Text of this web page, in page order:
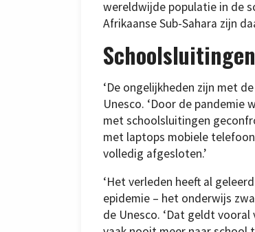
wereldwijde populatie in de
Afrikaanse Sub-Sahara zijn
Schoolsluitingen
‘De ongelijkheden zijn met
Unesco. ‘Door de pandemie
met schoolsluitingen
met laptops mobiele
volledig afgesloten.’
‘Het verleden heeft al
epidemie – het onderwijs
de Unesco. ‘Dat geldt